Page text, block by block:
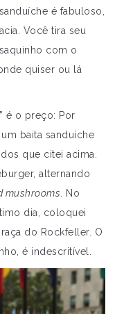
é fabuloso,
Você tira seu
com o
quiser ou lá
é o preço: Por
baita sanduíche
que citei acima.
alternando
mushrooms . No
dia, coloquei
do Rockfeller. O
é indescritível.